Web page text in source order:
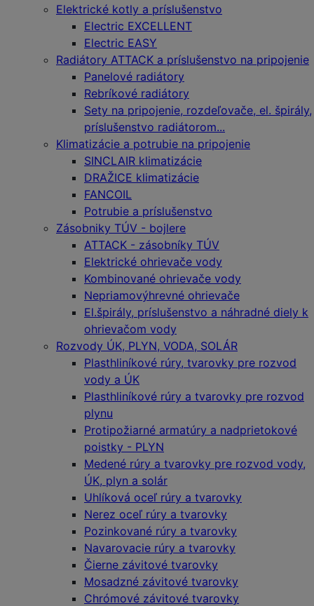
Elektrické kotly a príslušenstvo
Electric EXCELLENT
Electric EASY
Radiátory ATTACK a príslušenstvo na pripojenie
Panelové radiátory
Rebríkové radiátory
Sety na pripojenie, rozdeľovače, el. špirály,
príslušenstvo radiátorom...
Klimatizácie a potrubie na pripojenie
SINCLAIR klimatizácie
DRAŽICE klimatizácie
FANCOIL
Potrubie a príslušenstvo
Zásobniky TÚV - bojlere
ATTACK - zásobníky TÚV
Elektrické ohrievače vody
Kombinované ohrievače vody
Nepriamovýhrevné ohrievače
El.špirály, príslušenstvo a náhradné diely k
ohrievačom vody
Rozvody ÚK, PLYN, VODA, SOLÁR
Plasthliníkové rúry, tvarovky pre rozvod
vody a ÚK
Plasthliníkové rúry a tvarovky pre rozvod
plynu
Protipožiarné armatúry a nadprietokové
poistky - PLYN
Medené rúry a tvarovky pre rozvod vody,
ÚK, plyn a solár
Uhlíková oceľ rúry a tvarovky
Nerez oceľ rúry a tvarovky
Pozinkované rúry a tvarovky
Navarovacie rúry a tvarovky
Čierne závitové tvarovky
Mosadzné závitové tvarovky
Chrómové závitové tvarovky